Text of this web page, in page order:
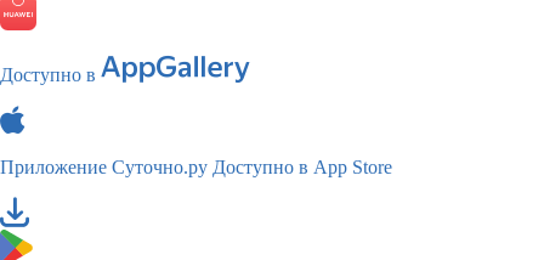
Доступно в
Приложение Суточно.ру Доступно в App Store